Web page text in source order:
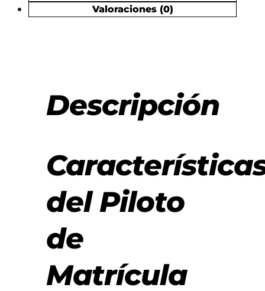
Valoraciones (0)
Descripción
del Piloto
de
Matrícula